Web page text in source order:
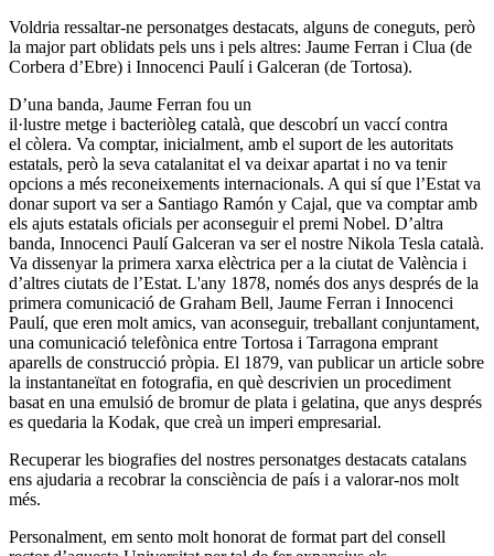
Voldria ressaltar-ne personatges destacats, alguns de coneguts, però
la major part oblidats pels uns i pels altres: Jaume Ferran i Clua (de
Corbera d’Ebre) i Innocenci Paulí i Galceran (de Tortosa).
D’una banda, Jaume Ferran fou un
il·lustre metge i bacteriòleg català, que descobrí un vaccí contra
el còlera. Va comptar, inicialment, amb el suport de les autoritats
estatals, però la seva catalanitat el va deixar apartat i no va tenir
opcions a més reconeixements internacionals. A qui sí que l’Estat va
donar suport va ser a Santiago Ramón y Cajal, que va comptar amb
els ajuts estatals oficials per aconseguir el premi Nobel. D’altra
banda, Innocenci Paulí Galceran va ser el nostre Nikola Tesla català.
Va dissenyar la primera xarxa elèctrica per a la ciutat de València i
d’altres ciutats de l’Estat. L'any 1878, només dos anys després de la
primera comunicació de Graham Bell, Jaume Ferran i Innocenci
Paulí, que eren molt amics, van aconseguir, treballant conjuntament,
una comunicació telefònica entre Tortosa i Tarragona emprant
aparells de construcció pròpia. El 1879, van publicar un article sobre
la instantaneïtat en fotografia, en què descrivien un procediment
basat en una emulsió de bromur de plata i gelatina, que anys després
es quedaria la Kodak, que creà un imperi empresarial.
Recuperar les biografies del nostres personatges destacats catalans
ens ajudaria a recobrar la consciència de país i a valorar-nos molt
més.
Personalment, em sento molt honorat de format part del consell